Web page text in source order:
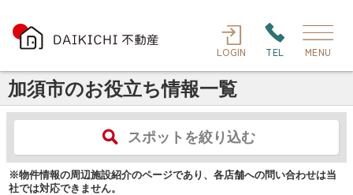
LOGIN TEL MENU
加須市のお役立ち情報一覧
スポットを絞り込む
※物件情報の周辺施設紹介のページであり、各店舗への問い合わせは当
社では対応できません。